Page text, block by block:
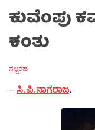
ಕುವೆಂಪು
ಕಂತು
ನಲ್ಬರಹ
–ಸಿ.ಪಿ.ನಾಗರಾಜ.